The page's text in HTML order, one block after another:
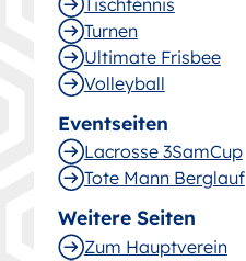
Turnen
Ultimate Frisbee
Volleyball
Eventseiten
Lacrosse 3SamCup
Tote Mann Berglauf
Weitere Seiten
Zum Hauptverein